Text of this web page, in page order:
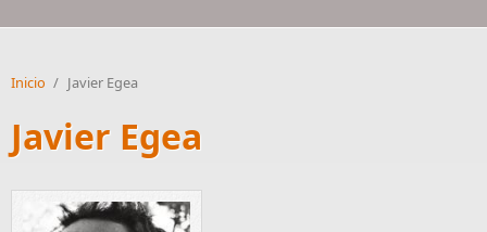
Inicio / Javier Egea
Javier Egea